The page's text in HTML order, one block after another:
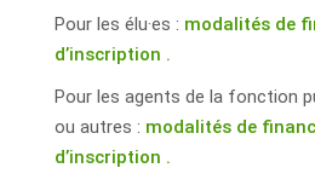
Pour les élu·es : modalités de
d’inscription .
Pour les agents de la fonction
ou autres : modalités de
d’inscription .